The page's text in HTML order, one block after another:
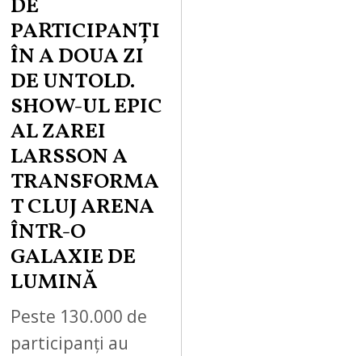
DE
PARTICIPANȚI
ÎN A DOUA ZI
DE UNTOLD.
SHOW-UL EPIC
AL ZAREI
LARSSON A
TRANSFORMA
T CLUJ ARENA
ÎNTR-O
GALAXIE DE
LUMINĂ
Peste 130.000 de
participanți au